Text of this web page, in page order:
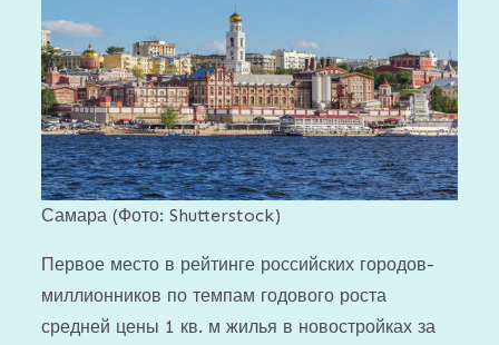
Самара(Фото: Shutterstock)
Первое место в рейтинге российских городов-
миллионников по темпам годового роста
средней цены 1 кв. м жилья в новостройках за